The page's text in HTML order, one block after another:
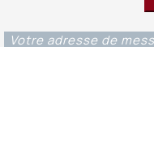
Votre adresse de